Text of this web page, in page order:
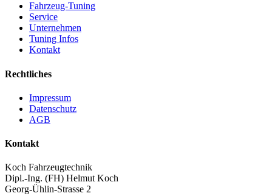
Fahrzeug-Tuning
Service
Unternehmen
Tuning Infos
Kontakt
Rechtliches
Impressum
Datenschutz
AGB
Kontakt
Koch Fahrzeugtechnik
Dipl.-Ing. (FH) Helmut Koch
Georg-Ühlin-Strasse 2